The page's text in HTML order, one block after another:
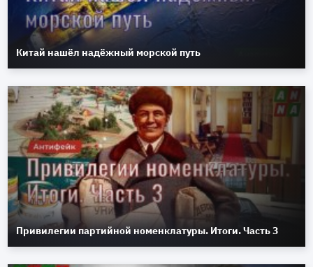
Китай нашёл надёжный морской путь
Привилегии партийной номенклатуры. Итоги. Часть 3